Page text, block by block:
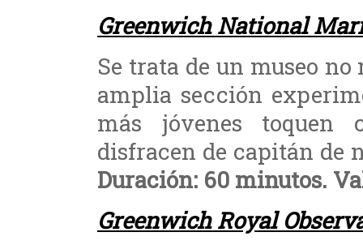
Greenwich National
Se trata de un museo
amplia sección
más jóvenes toquen
disfracen de capitán de
Duración: 60 minutos.
Greenwich Royal